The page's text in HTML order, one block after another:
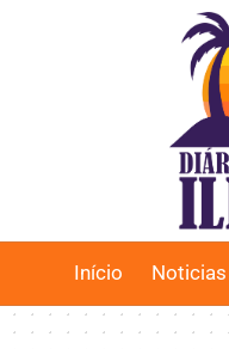
Início Noticias